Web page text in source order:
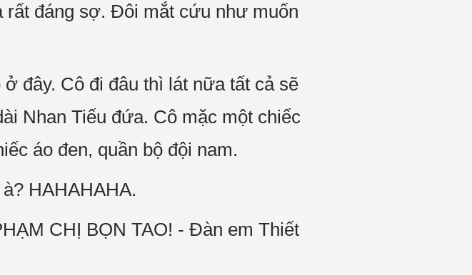
rất đáng sợ. Đôi mắt cứu như muốn
đây. Cô đi đâu thì lát nữa tất cả sẽ
Nhan Tiếu đứa. Cô mặc một chiếc
áo đen, quần bộ đội nam.
HAHAHAHA.
CHỊ BỌN TAO! - Đàn em Thiết